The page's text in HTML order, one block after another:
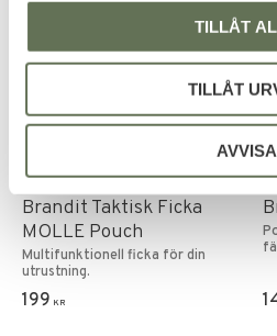
TILLÅT
TILLÅT
AVVISA
Lägg till i favoriter
Brandit Taktisk Ficka
MOLLE Pouch
Multifunktionell ficka för din
utrustning.
199 KR